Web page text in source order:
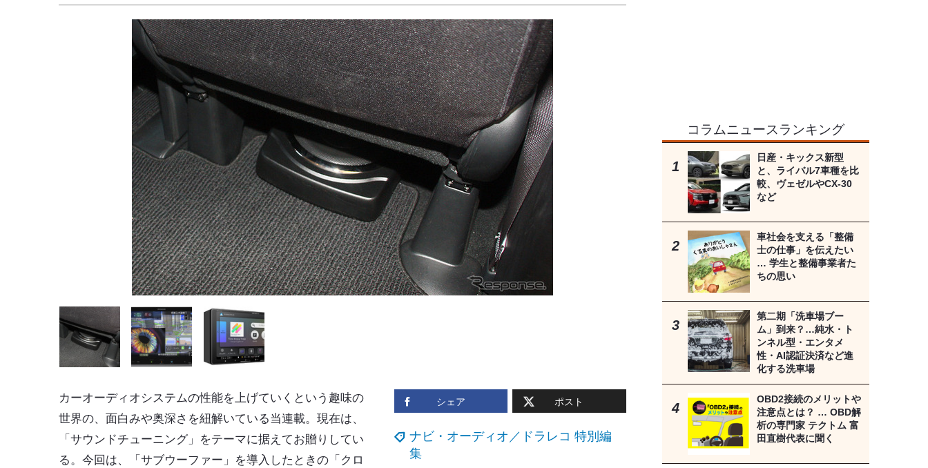
シェア ポスト
ナビ・オーディオ／ドラレコ 特別編
集
カーオーディオシステムの性能を上げていくという趣味の
世界の、面白みや奥深さを紐解いている当連載。現在は、
「サウンドチューニング」をテーマに据えてお贈りしてい
る。今回は、「サブウーファー」を導入したときの「 クロ
コラムニュースランキング
日産・キックス新型
と、ライバル7車種を比
較、ヴェゼルやCX-30
など
車社会を支える「整備
士の仕事」を伝えたい
… 学生と整備事業者た
ちの思い
第二期「洗車場ブー
ム」到来？…純水・ト
ンネル型・エンタメ
性・AI認証決済など進
化する洗車場
OBD2接続のメリットや
注意点とは？ … OBD解
析の専門家 テクトム 富
田直樹代表に聞く